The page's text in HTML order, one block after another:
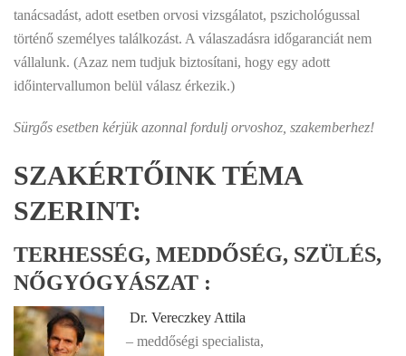
tanácsadást, adott esetben orvosi vizsgálatot, pszichológussal
történő személyes találkozást. A válaszadásra időgaranciát nem
vállalunk. (Azaz nem tudjuk biztosítani, hogy egy adott
időintervallumon belül válasz érkezik.)
Sürgős esetben kérjük azonnal fordulj orvoshoz, szakemberhez!
SZAKÉRTŐINK TÉMA
SZERINT:
TERHESSÉG, MEDDŐSÉG, SZÜLÉS,
NŐGYÓGYÁSZAT :
Dr. Vereczkey Attila
– meddőségi specialista,